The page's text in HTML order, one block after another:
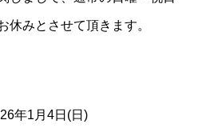
休みとさせて頂きます。
年1月4日(日)